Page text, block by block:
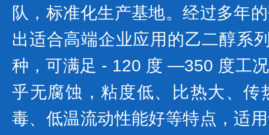
队，标准化生产基地。经过多年
出适合高端企业应用的乙二醇系
种，可满足 - 120 度 —350 度工
乎无腐蚀，粘度低、比热大、传
毒、低温流动性能好等特点，适